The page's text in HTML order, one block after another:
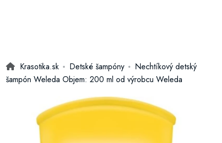
Krasotika.sk Detské šampóny
Nechtíkový detský
šampón Weleda Objem: 200 ml od výrobcu Weleda